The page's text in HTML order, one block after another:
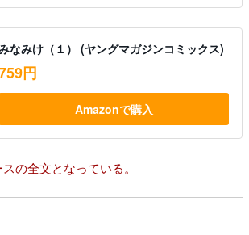
なみけ（１） (ヤングマガジンコミックス)
円
Amazonで購入
の全文となっている。